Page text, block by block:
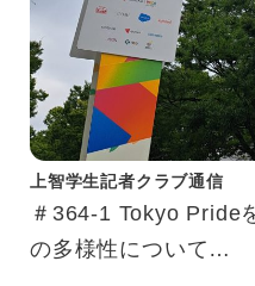
上智学生記者クラブ通信
＃364-1 Tokyo Pride
の多様性について